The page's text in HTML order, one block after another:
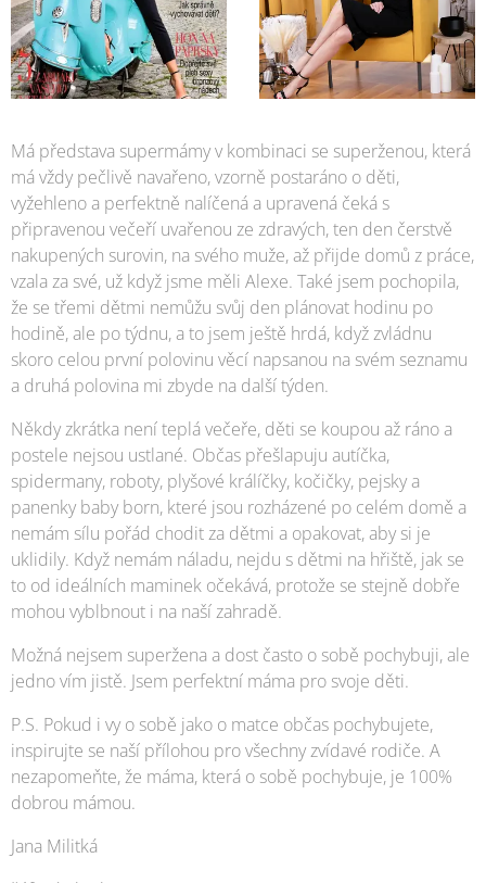
Má představa supermámy v kombinaci se superženou, která
má vždy pečlivě navařeno, vzorně postaráno o děti,
vyžehleno a perfektně nalíčená a upravená čeká s
připravenou večeří uvařenou ze zdravých, ten den čerstvě
nakupených surovin, na svého muže, až přijde domů z práce,
vzala za své, už když jsme měli Alexe. Také jsem pochopila,
že se třemi dětmi nemůžu svůj den plánovat hodinu po
hodině, ale po týdnu, a to jsem ještě hrdá, když zvládnu
skoro celou první polovinu věcí napsanou na svém seznamu
a druhá polovina mi zbyde na další týden.
Někdy zkrátka není teplá večeře, děti se koupou až ráno a
postele nejsou ustlané. Občas přešlapuju autíčka,
spidermany, roboty, plyšové králíčky, kočičky, pejsky a
panenky baby born, které jsou rozházené po celém domě a
nemám sílu pořád chodit za dětmi a opakovat, aby si je
uklidily. Když nemám náladu, nejdu s dětmi na hřiště, jak se
to od ideálních maminek očekává, protože se stejně dobře
mohou vyblbnout i na naší zahradě.
Možná nejsem superžena a dost často o sobě pochybuji, ale
jedno vím jistě. Jsem perfektní máma pro svoje děti.
P.S. Pokud i vy o sobě jako o matce občas pochybujete,
inspirujte se naší přílohou pro všechny zvídavé rodiče. A
nezapomeňte, že máma, která o sobě pochybuje, je 100%
dobrou mámou.
Jana Militká